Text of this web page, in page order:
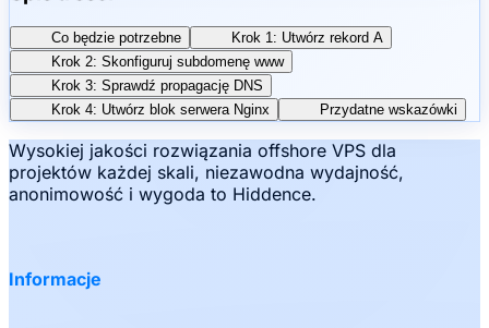
Co będzie potrzebne
Krok 1: Utwórz rekord A
Krok 2: Skonfiguruj subdomenę www
Krok 3: Sprawdź propagację DNS
Krok 4: Utwórz blok serwera Nginx
Przydatne wskazówki
Wysokiej jakości rozwiązania offshore VPS dla
projektów każdej skali, niezawodna wydajność,
anonimowość i wygoda to Hiddence.
Informacje